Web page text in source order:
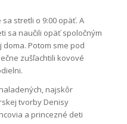
stretli o 9:00 opäť. A
sa naučili opäť spoločným
Potom sme pod
zušľachtili kovové
najskôr
tvorby Denisy
a princezné deti